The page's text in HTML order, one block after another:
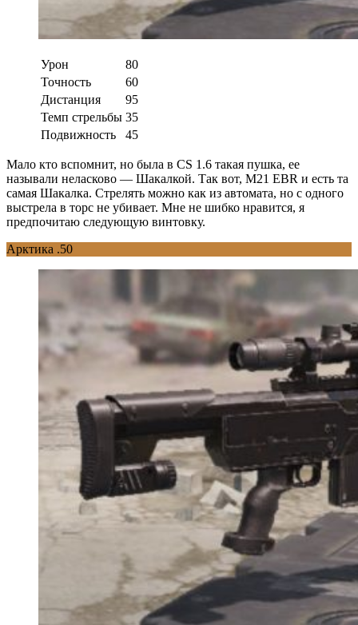
Урон
80
Точность
60
Дистанция
95
Темп стрельбы 35
Подвижность
45
Мало кто вспомнит, но была в CS 1.6 такая пушка, ее
называли неласково — Шакалкой. Так вот, M21 EBR и есть та
самая Шакалка. Стрелять можно как из автомата, но с одного
выстрела в торс не убивает. Мне не шибко нравится, я
предпочитаю следующую винтовку.
Арктика .50